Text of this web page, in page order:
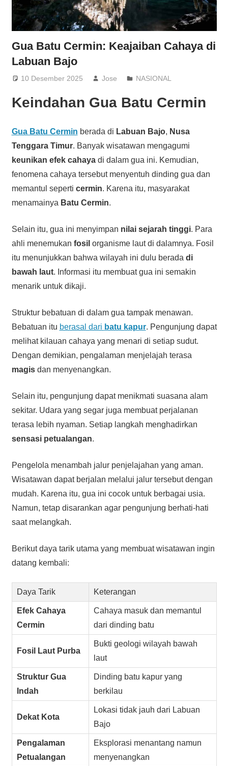
Gua Batu Cermin: Keajaiban Cahaya di
Labuan Bajo
10 Desember 2025 Jose NASIONAL
Keindahan Gua Batu Cermin
Gua Batu Cermin berada di Labuan Bajo, Nusa
Tenggara Timur. Banyak wisatawan mengagumi
keunikan efek cahayadi dalam gua ini. Kemudian,
fenomena cahaya tersebut menyentuh dinding gua dan
memantul seperti cermin. Karena itu, masyarakat
menamainya Batu Cermin.
Selain itu, gua ini menyimpan nilai sejarah tinggi. Para
ahli menemukan fosil organisme laut di dalamnya. Fosil
itu menunjukkan bahwa wilayah ini dulu berada di
bawah laut. Informasi itu membuat gua ini semakin
menarik untuk dikaji.
Struktur bebatuan di dalam gua tampak menawan.
Bebatuan itu berasal dari batu kapur. Pengunjung dapat
melihat kilauan cahaya yang menari di setiap sudut.
Dengan demikian, pengalaman menjelajah terasa
magisdan menyenangkan.
Selain itu, pengunjung dapat menikmati suasana alam
sekitar. Udara yang segar juga membuat perjalanan
terasa lebih nyaman. Setiap langkah menghadirkan
sensasi petualangan.
Pengelola menambah jalur penjelajahan yang aman.
Wisatawan dapat berjalan melalui jalur tersebut dengan
mudah. Karena itu, gua ini cocok untuk berbagai usia.
Namun, tetap disarankan agar pengunjung berhati-hati
saat melangkah.
Berikut daya tarik utama yang membuat wisatawan ingin
datang kembali:
Daya Tarik Keterangan
Efek Cahaya
Cermin
Cahaya masuk dan memantul
dari dinding batu
Fosil Laut Purba
Bukti geologi wilayah bawah
laut
Struktur Gua
Indah
Dinding batu kapur yang
berkilau
Dekat Kota
Lokasi tidak jauh dari Labuan
Bajo
Pengalaman
Petualangan
Eksplorasi menantang namun
menyenangkan